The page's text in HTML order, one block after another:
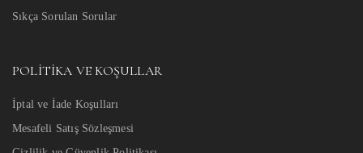
Sıkça Sorulan Sorular
POLITIKA VE KOŞULLAR
İptal ve İade Koşulları
Mesafeli Satış Sözleşmesi